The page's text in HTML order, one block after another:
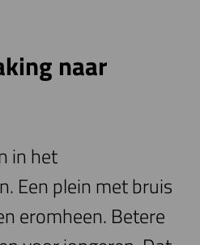
naar
in het
Een plein met bruis
eromheen. Betere